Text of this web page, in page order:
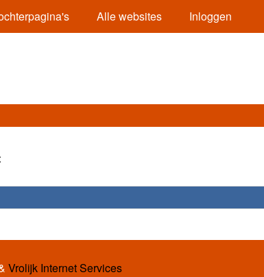
Alle websites Inloggen
Vrolijk Internet Services